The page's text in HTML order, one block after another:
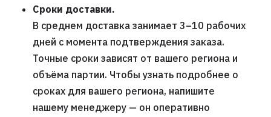
Сроки доставки.
В среднем доставка занимает 3–10 рабочих
дней с момента подтверждения заказа.
Точные сроки зависят от вашего региона и
объёма партии. Чтобы узнать подробнее о
сроках для вашего региона, напишите
нашему менеджеру — он оперативно